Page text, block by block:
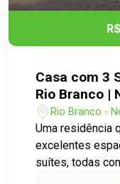
Casa com 3
Rio Branco |
Rio Branco -
Uma residência
excelentes espaços
suítes, todas